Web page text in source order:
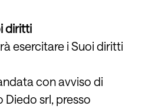
diritti
esercitare i Suoi diritti
con avviso di
Diedo srl, presso